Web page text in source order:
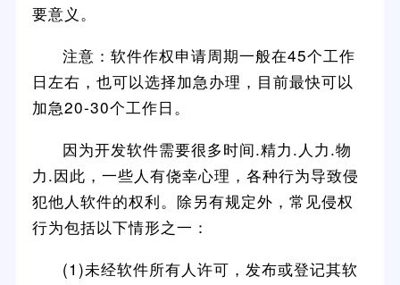
要意义。
注意：软件作权申请周期一般在45个工作
日左右，也可以选择加急办理，目前最快可以
加急20-30个工作日。
因为开发软件需要很多时间.精力.人力.物
力.因此，一些人有侥幸心理，各种行为导致侵
犯他人软件的权利。除另有规定外，常见侵权
行为包括以下情形之一：
(1)未经软件所有人许可，发布或登记其软